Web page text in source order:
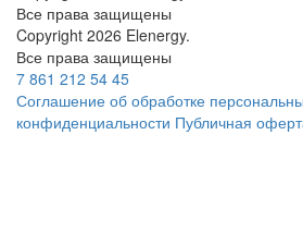
Все права защищены
Copyright 2026 Elenergy.
Все права защищены
7 861 212 54 45
Соглашение об обработке
конфиденциальности Публичная